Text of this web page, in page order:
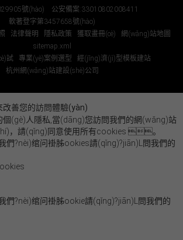
號(hào)
公安備案:33010802008411
軟著登字第3457658號(hào)
法律聲明 隱私政策 獲取畫冊(cè)
網(wǎng)站地圖
sitemap.xml
試
專業(yè)案例選型
經(jīng)濟(jì)型模板建站
杭州網(wǎng)站建設(shè)公司
善您的訪問體驗(yàn)
個(gè)人隱私,當(dāng)您訪問我們的網(wǎng)站
，請(qǐng)同意使用所有cookies 。
們?nèi)绾问褂胏ookies請(qǐng)?jiān)L問我們的
們?nèi)绾问褂胏ookie請(qǐng)?jiān)L問我們的